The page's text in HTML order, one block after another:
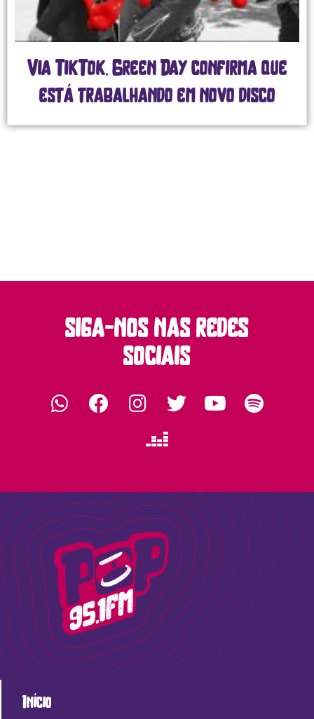
Green Day confirma que
em novo disco
siga-nos nas redes
sociais
Início